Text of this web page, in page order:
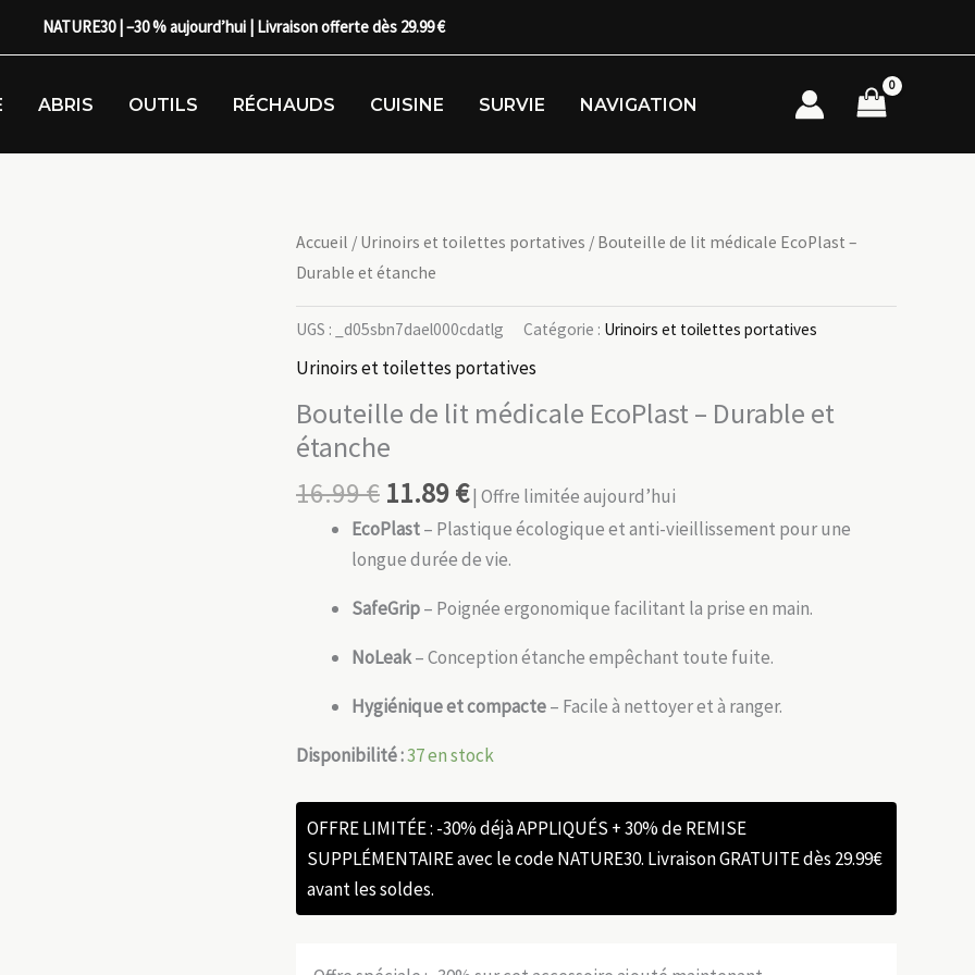
NATURE30 | –30 % aujourd’hui | Livraison offerte dès 29.99 €
ABRIS OUTILS RÉCHAUDS CUISINE SURVIE NAVIGATION
Accueil / Urinoirs et toilettes portatives / Bouteille de lit médicale EcoPlast –
Durable et étanche
UGS : _d05sbn7dael000cdatlg Catégorie : Urinoirs et toilettes portatives
Urinoirs et toilettes portatives
Bouteille de lit médicale EcoPlast – Durable et
étanche
16.99€ 11.89€| Offre limitée aujourd’hui
EcoPlast– Plastique écologique et anti-vieillissement pour une
longue durée de vie.
SafeGrip– Poignée ergonomique facilitant la prise en main.
NoLeak– Conception étanche empêchant toute fuite.
Hygiénique et compacte– Facile à nettoyer et à ranger.
Disponibilité :37 en stock
OFFRE LIMITÉE : -30% déjà APPLIQUÉS + 30% de REMISE
SUPPLÉMENTAIRE avec le code NATURE30. Livraison GRATUITE dès 29.99€
avant les soldes.